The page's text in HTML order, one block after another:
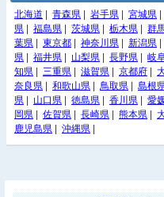
北海道 | 青森県 | 岩手県 | 宮城県 |
県 | 福島県 | 茨城県 | 栃木県 | 群
葉県 | 東京都 | 神奈川県 | 新潟県 |
県 | 福井県 | 山梨県 | 長野県 | 岐
知県 | 三重県 | 滋賀県 | 京都府 |
奈良県 | 和歌山県 | 鳥取県 | 島根
県 | 山口県 | 徳島県 | 香川県 | 愛
岡県 | 佐賀県 | 長崎県 | 熊本県 |
鹿児島県 | 沖縄県 |